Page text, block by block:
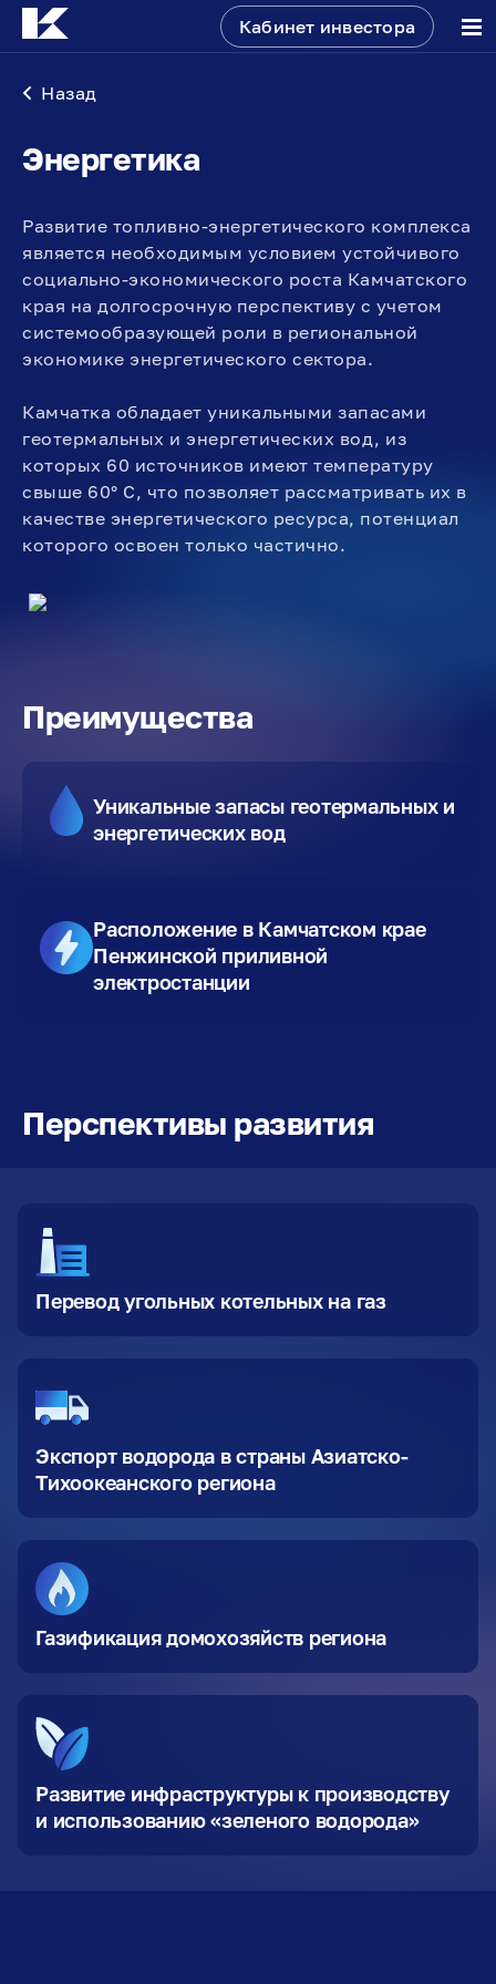
Кабинет инвестора
Назад
Энергетика
Развитие топливно-энергетического комплекса
является необходимым условием устойчивого
социально-экономического роста Камчатского
края на долгосрочную перспективу с учетом
системообразующей роли в региональной
экономике энергетического сектора.
Камчатка обладает уникальными запасами
геотермальных и энергетических вод, из
которых 60 источников имеют температуру
свыше 60° С, что позволяет рассматривать их в
качестве энергетического ресурса, потенциал
которого освоен только частично.
Преимущества
Уникальные запасы геотермальных и
энергетических вод
Расположение в Камчатском крае
Пенжинской приливной
электростанции
Перспективы развития
Перевод угольных котельных на газ
Экспорт водорода в страны Азиатско-
Тихоокеанского региона
Газификация домохозяйств региона
Развитие инфраструктуры к производству
и использованию «зеленого водорода»